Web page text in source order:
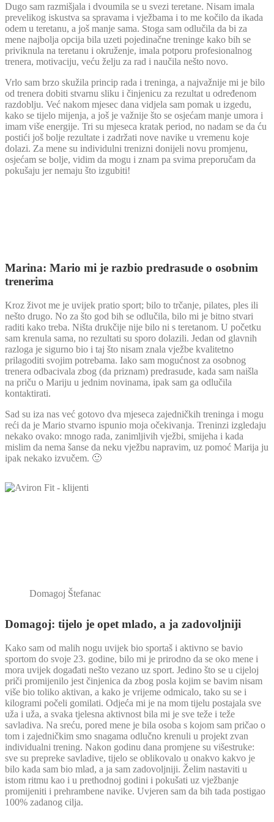
Dugo sam razmišjala i dvoumila se u svezi teretane. Nisam imala
prevelikog iskustva sa spravama i vježbama i to me kočilo da ikada
odem u teretanu, a još manje sama. Stoga sam odlučila da bi za
mene najbolja opcija bila uzeti pojedinačne treninge kako bih se
priviknula na teretanu i okruženje, imala potporu profesionalnog
trenera, motivaciju, veću želju za rad i naučila nešto novo.
Vrlo sam brzo skužila princip rada i treninga, a najvažnije mi je bilo
od trenera dobiti stvarnu sliku i činjenicu za rezultat u određenom
razdoblju. Već nakom mjesec dana vidjela sam pomak u izgedu,
kako se tijelo mijenja, a još je važnije što se osjećam manje umora i
imam više energije. Tri su mjeseca kratak period, no nadam se da ću
postići još bolje rezultate i zadržati nove navike u vremenu koje
dolazi. Za mene su individulni trenizni donijeli novu promjenu,
osjećam se bolje, vidim da mogu i znam pa svima preporučam da
pokušaju jer nemaju što izgubiti!
Marina: Mario mi je razbio predrasude o osobnim
trenerima
Kroz život me je uvijek pratio sport; bilo to trčanje, pilates, ples ili
nešto drugo. No za što god bih se odlučila, bilo mi je bitno stvari
raditi kako treba. Ništa drukčije nije bilo ni s teretanom. U početku
sam krenula sama, no rezultati su sporo dolazili. Jedan od glavnih
razloga je sigurno bio i taj što nisam znala vježbe kvalitetno
prilagoditi svojim potrebama. Iako sam mogućnost za osobnog
trenera odbacivala zbog (da priznam) predrasude, kada sam naišla
na priču o Mariju u jednim novinama, ipak sam ga odlučila
kontaktirati.
Sad su iza nas već gotovo dva mjeseca zajedničkih treninga i mogu
reći da je Mario stvarno ispunio moja očekivanja. Treninzi izgledaju
nekako ovako: mnogo rada, zanimljivih vježbi, smijeha i kada
mislim da nema šanse da neku vježbu napravim, uz pomoć Marija ju
ipak nekako izvučem. 🙂
Domagoj Štefanac
Domagoj: tijelo je opet mlado, a ja zadovoljniji
Kako sam od malih nogu uvijek bio sportaš i aktivno se bavio
sportom do svoje 23. godine, bilo mi je prirodno da se oko mene i
mora uvijek događati nešto vezano uz sport. Jedino što se u cijeloj
priči promijenilo jest činjenica da zbog posla kojim se bavim nisam
više bio toliko aktivan, a kako je vrijeme odmicalo, tako su se i
kilogrami počeli gomilati. Odjeća mi je na mom tijelu postajala sve
uža i uža, a svaka tjelesna aktivnost bila mi je sve teže i teže
savladiva. Na sreću, pored mene je bila osoba s kojom sam pričao o
tom i zajedničkim smo snagama odlučno krenuli u projekt zvan
individualni trening. Nakon godinu dana promjene su višestruke:
sve su prepreke savladive, tijelo se oblikovalo u onakvo kakvo je
bilo kada sam bio mlad, a ja sam zadovoljniji. Želim nastaviti u
istom ritmu kao i u prethodnoj godini i pokušati uz vježbanje
promijeniti i prehrambene navike. Uvjeren sam da bih tada postigao
100% zadanog cilja.